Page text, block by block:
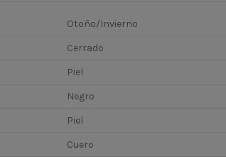
Otoño/Invierno
Cerrado
Piel
Negro
Piel
Cuero